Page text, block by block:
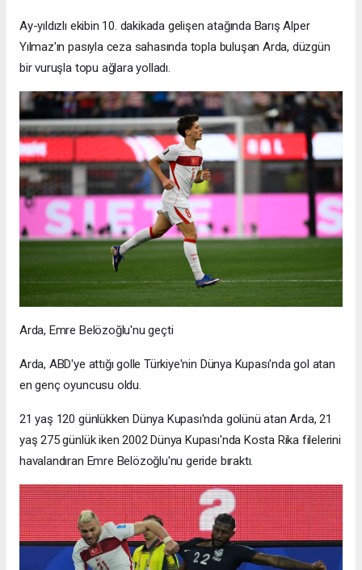
Ay-yıldızlı ekibin 10. dakikada gelişen atağında Barış Alper
Yılmaz'ın pasıyla ceza sahasında topla buluşan Arda, düzgün
bir vuruşla topu ağlara yolladı.
Arda, Emre Belözoğlu'nu geçti
Arda, ABD'ye attığı golle Türkiye'nin Dünya Kupası'nda gol atan
en genç oyuncusu oldu.
21 yaş 120 günlükken Dünya Kupası'nda golünü atan Arda, 21
yaş 275 günlük iken 2002 Dünya Kupası'nda Kosta Rika filelerini
havalandıran Emre Belözoğlu'nu geride bıraktı.